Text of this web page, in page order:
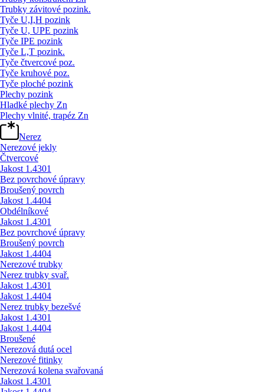
Trubky závitové pozink.
Tyče U,I,H pozink
Tyče U, UPE pozink
Tyče IPE pozink
Tyče L,T pozink.
Tyče čtvercové poz.
Tyče kruhové poz.
Tyče ploché pozink
Plechy pozink
Hladké plechy Zn
Plechy vlnité, trapéz Zn
Nerez
Nerezové jekly
Čtvercové
Jakost 1.4301
Bez povrchové úpravy
Broušený povrch
Jakost 1.4404
Obdélníkové
Jakost 1.4301
Bez povrchové úpravy
Broušený povrch
Jakost 1.4404
Nerezové trubky
Nerez trubky svař.
Jakost 1.4301
Jakost 1.4404
Nerez trubky bezešvé
Jakost 1.4301
Jakost 1.4404
Broušené
Nerezová dutá ocel
Nerezové fitinky
Nerezová kolena svařovaná
Jakost 1.4301